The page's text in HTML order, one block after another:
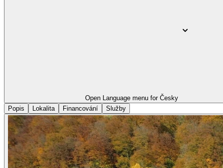
Open Language menu for Česky
Popis
Lokalita Financování Služby